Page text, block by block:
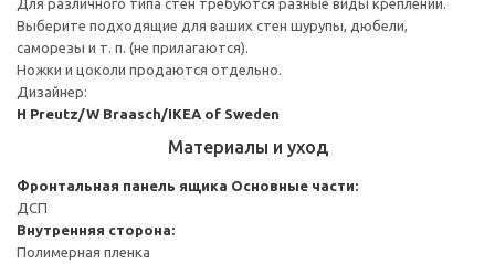
Выберите подходящие для ваших стен шурупы, дюбели,
саморезы и т. п. (не прилагаются).
Ножки и цоколи продаются отдельно.
Дизайнер:
H Preutz/W Braasch/IKEA of Sweden
Материалы и уход
Фронтальная панель ящика Основные части:
ДСП
Внутренняя сторона:
Полимерная пленка